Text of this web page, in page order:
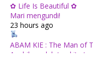
✿ Life Is Beautiful ✿
Mari mengundi!
23 hours ago
ABAM KIE : The Man of
Apabila sudah tua kita